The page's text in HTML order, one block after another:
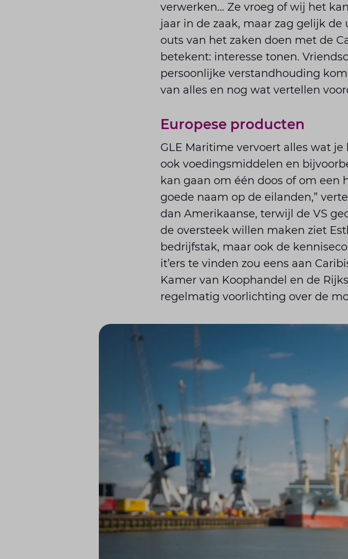
verwerken… Ze vroeg of wij het
jaar in de zaak, maar zag gelijk
outs van het zaken doen met de
betekent: interesse tonen.
persoonlijke verstandhouding
van alles en nog wat vertellen
Europese producten
GLE Maritime vervoert alles wat
ook voedingsmiddelen en
kan gaan om één doos of om een
goede naam op de eilanden,”
dan Amerikaanse, terwijl de VS
de over­steek willen maken ziet
bedrijfstak, maar ook de
it’ers te vinden zou eens aan
Kamer van Koophandel en de
regelmatig voorlichting over de